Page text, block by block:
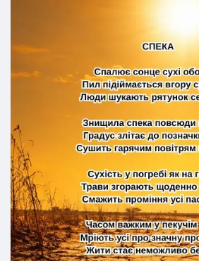
Сухість у погребі як на горищі,
Трави згорають щоденно на полі,
Смажить проміння усі пасовища.
Часом важким у пекучім полоні
Мріють усі про значну прохолоду,
Жити стає неможливо без волі.
Спека така — хоч скачи у колодязь,
Хмари, куди ж ви поділися, хмари?
Вмийте дощами пустелю голодну.
Хай закінчиться ця спека кошмарна.
Мирослав Манюк